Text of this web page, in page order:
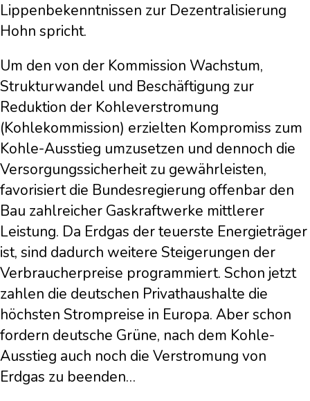
Lippenbekenntnissen zur Dezentralisierung
Hohn spricht.
Um den von der Kommission Wachstum,
Strukturwandel und Beschäftigung zur
Reduktion der Kohleverstromung
(Kohlekommission) erzielten Kompromiss zum
Kohle-Ausstieg umzusetzen und dennoch die
Versorgungssicherheit zu gewährleisten,
favorisiert die Bundesregierung offenbar den
Bau zahlreicher Gaskraftwerke mittlerer
Leistung. Da Erdgas der teuerste Energieträger
ist, sind dadurch weitere Steigerungen der
Verbraucherpreise programmiert. Schon jetzt
zahlen die deutschen Privathaushalte die
höchsten Strompreise in Europa. Aber schon
fordern deutsche Grüne, nach dem Kohle-
Ausstieg auch noch die Verstromung von
Erdgas zu beenden…